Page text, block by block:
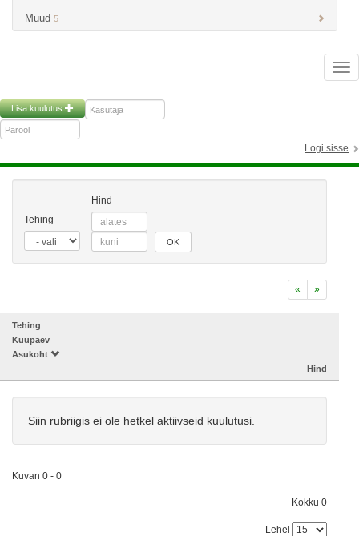
Muud 5
Lisa kuulutus
Logi sisse
Tehing
Hind
OK
« »
Tehing
Kuupäev
Asukoht
Hind
Siin rubriigis ei ole hetkel aktiivseid kuulutusi.
Kuvan 0 - 0
Kokku 0
Lehel